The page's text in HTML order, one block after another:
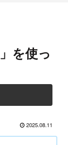
を使っ
2025.08.11